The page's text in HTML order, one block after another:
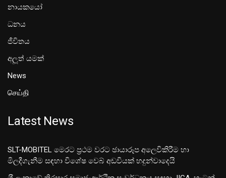
නායකයෝ
ධනය
ජීවිතය
අලූත් යමක්
News
செய்தி
Latest News
SLT-MOBITEL මෙරට ප්‍රථම වරට ඡායාරූප අලෙවිකිරීම හා
මිලදීගැනීම සඳහා විශේෂ වෙබ් අඩවියක් හදුන්වාදෙයි